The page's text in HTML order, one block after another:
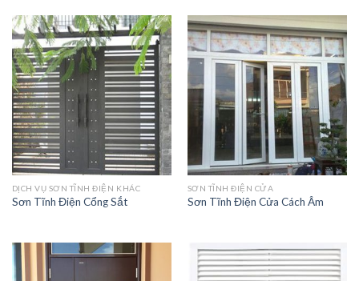
DỊCH VỤ SƠN TĨNH ĐIỆN KHÁC
Sơn Tĩnh Điện Cổng Sắt
SƠN TĨNH ĐIỆN CỬA
Sơn Tĩnh Điện Cửa Cách Âm